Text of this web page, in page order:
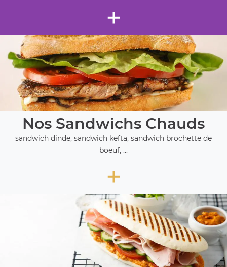
+
Nos Sandwichs Chauds
sandwich dinde, sandwich kefta, sandwich brochette de
boeuf, ...
+